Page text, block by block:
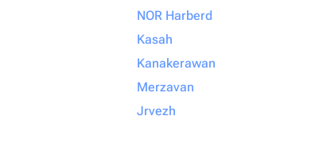
NOR Harberd
Kasah
Kanakerawan
Merzavan
Jrvezh